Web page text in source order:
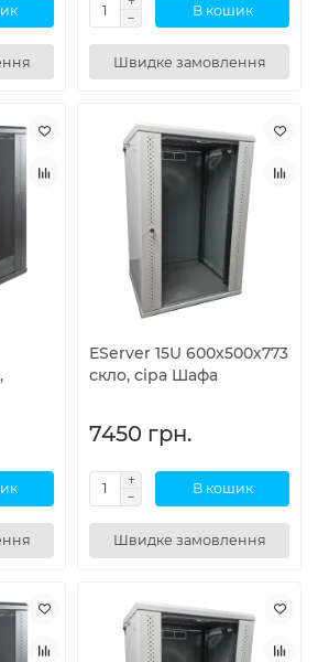
В кошик
Швидке замовлення
EServer 15U 600х500х773
скло, сіра Шафа
7450 грн.
В кошик
Швидке замовлення